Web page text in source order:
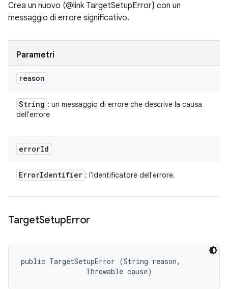
Crea un nuovo (@link TargetSetupError} con un
messaggio di errore significativo.
Parametri
reason
String : un messaggio di errore che descrive la causa
dell'errore
errorId
ErrorIdentifier : l'identificatore dell'errore.
TargetSetupError
public TargetSetupError (String reason,
                Throwable cause)